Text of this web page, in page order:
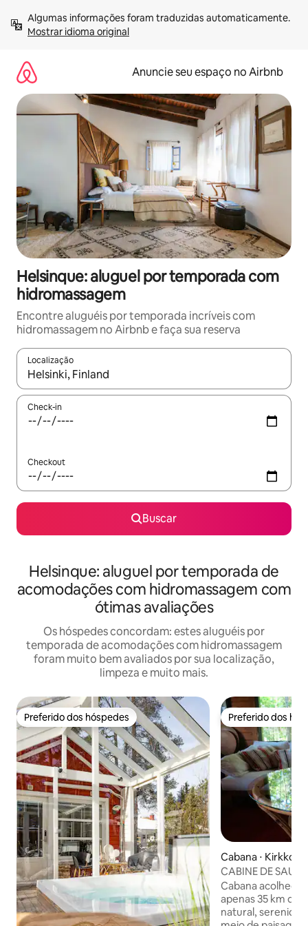
para
Mostrar idioma original
Anuncie seu espaço no Airbnb
Helsinque: aluguel por temporada com
hidromassagem
Encontre aluguéis por temporada incríveis com
hidromassagem no Airbnb e faça sua reserva
Localização
Quando os resultados estiverem disponíveis, explore-os
Check-in
Checkout
Buscar
Helsinque: aluguel por temporada de
acomodações com hidromassagem com
ótimas avaliações
Os hóspedes concordam: estes aluguéis por
temporada de acomodações com hidromassagem
foram muito bem avaliados por sua localização,
limpeza e muito mais.
Preferido dos hóspedes
Preferido dos hóspedes Preferido dos
Preferido dos
Cabana ⋅
CABINE DE
Helsinque
Cabana
apenas 35 km de
natural,